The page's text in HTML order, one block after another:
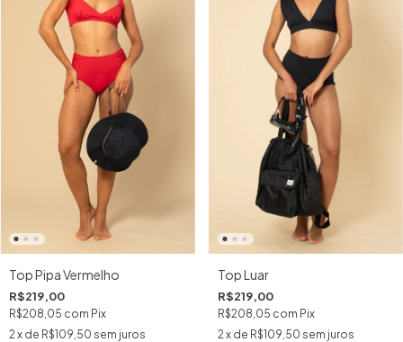
Top Pipa Vermelho
R$219,00
R$208,05 com Pix
2 x de R$109,50 sem juros
Top Luar
R$219,00
R$208,05 com Pix
2 x de R$109,50 sem juros